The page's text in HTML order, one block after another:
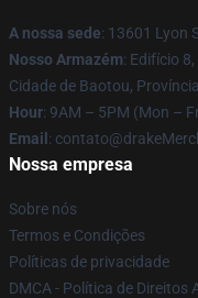
A nossa sede: 13601 Lyon
Nosso Armazém: Edifício
Cidade de Baotou,
Hour: 9AM – 5PM (Mon –
Email :
Nossa empresa
Sobre nós
Termos e Condições
Políticas de privacidade
DMCA - Política de Direitos